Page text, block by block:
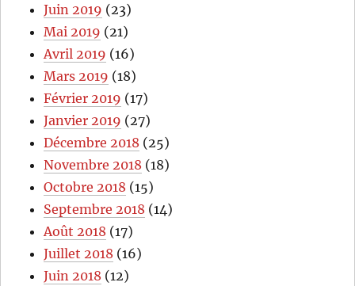
Juin 2019 (23)
Mai 2019 (21)
Avril 2019 (16)
Mars 2019 (18)
Février 2019 (17)
Janvier 2019 (27)
Décembre 2018 (25)
Novembre 2018 (18)
Octobre 2018 (15)
Septembre 2018 (14)
Août 2018 (17)
Juillet 2018 (16)
Juin 2018 (12)